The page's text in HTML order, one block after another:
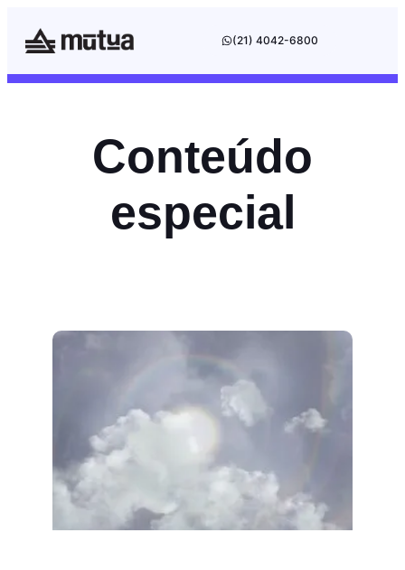
(21) 4042-6800
Conteúdo
especial